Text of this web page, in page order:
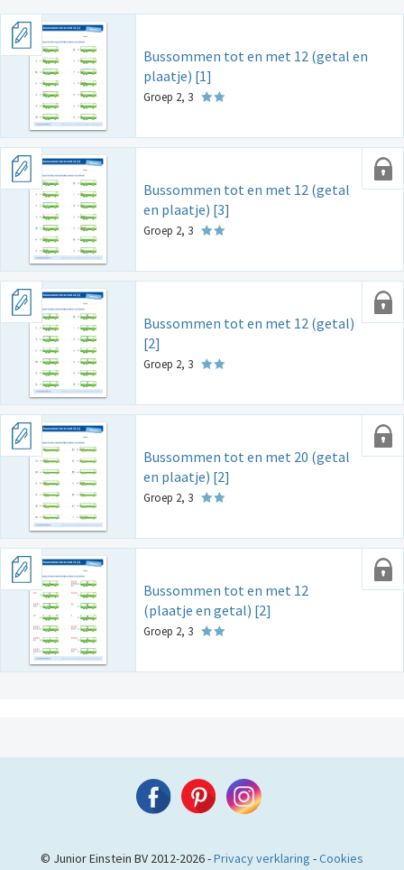
Bussommen tot en met 12 (getal en
plaatje) [1]
Groep 2, 3
Bussommen tot en met 12 (getal
en plaatje) [3]
Groep 2, 3
Bussommen tot en met 12 (getal)
[2]
Groep 2, 3
Bussommen tot en met 20 (getal
en plaatje) [2]
Groep 2, 3
Bussommen tot en met 12
(plaatje en getal) [2]
Groep 2, 3
© Junior Einstein BV 2012-2026 -Privacy verklaring -Cookies